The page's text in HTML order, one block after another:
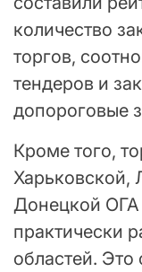
количество
торгов,
тендеров и
допороговые
Кроме того,
Харьковской,
Донецкой ОГА
практически
областей. Это